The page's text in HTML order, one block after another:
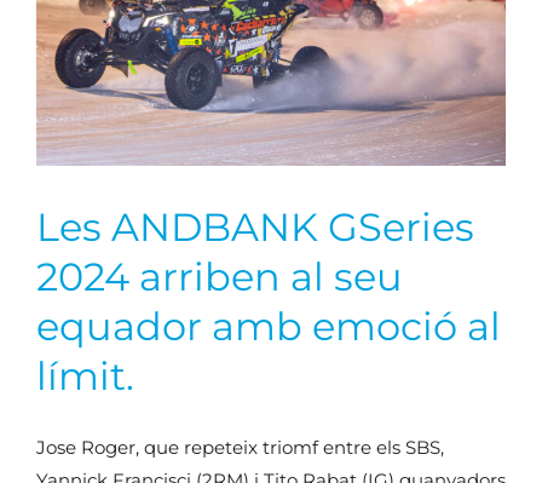
Les ANDBANK GSeries
2024 arriben al seu
equador amb emoció al
límit.
Jose Roger, que repeteix triomf entre els SBS,